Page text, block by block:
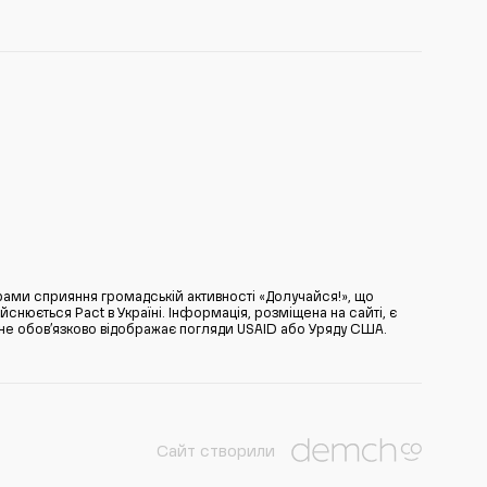
сприяння громадській активності «Долучайся!», що
Pact в Україні. Інформація, розміщена на сайті, є
обов’язково відображає погляди USAID або Уряду США.
Сайт створили